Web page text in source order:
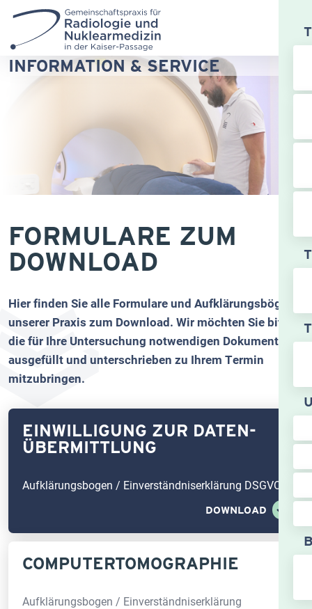
INFORMATION & SERVICE
FORMULARE ZUM
DOWNLOAD
Hier finden Sie alle Formulare und Aufklärungsbögen
unserer Praxis zum Download. Wir möchten Sie bitten,
die für Ihre Untersuchung notwendigen Dokumente
ausgefüllt und unterschrieben zu Ihrem Termin
mitzubringen.
EINWILLIGUNG ZUR DATEN­
ÜBERMITTLUNG
Aufklärungsbogen / Einverständniserklärung DSGVO
DOWNLOAD
COMPUTER­TOMOGRAPHIE
Aufklärungsbogen / Einverständniserklärung